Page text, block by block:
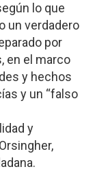
lo que
un verdadero
por
en el marco
y hechos
y un “falso
y